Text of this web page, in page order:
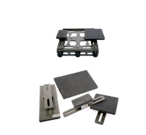
400